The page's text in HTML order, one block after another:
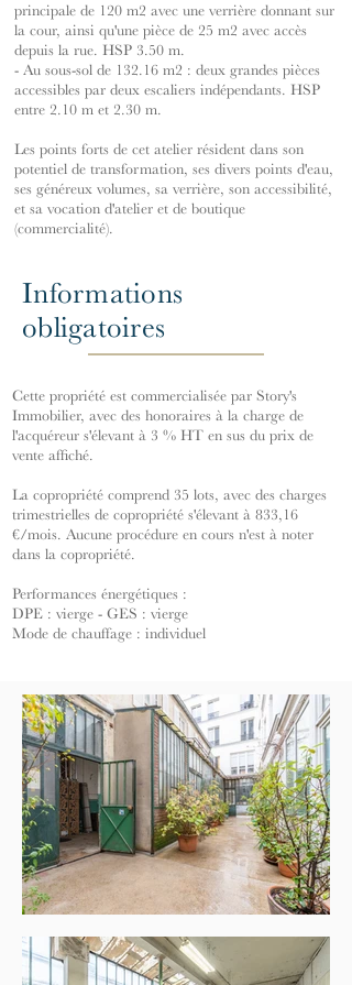
principale de 120 m2 avec une verrière donnant sur
la cour, ainsi qu'une pièce de 25 m2 avec accès
depuis la rue. HSP 3.50 m.
- Au sous-sol de 132.16 m2 : deux grandes pièces
accessibles par deux escaliers indépendants. HSP
entre 2.10 m et 2.30 m.
Les points forts de cet atelier résident dans son
potentiel de transformation, ses divers points d'eau,
ses généreux volumes, sa verrière, son accessibilité,
et sa vocation d'atelier et de boutique
(commercialité).
Informations
obligatoires
Cette propriété est commercialisée par Story's
Immobilier, avec des honoraires à la charge de
l'acquéreur s'élevant à 3 % HT en sus du prix de
vente affiché.
La copropriété comprend 35 lots, avec des charges
trimestrielles de copropriété s'élevant à 833,16
€/mois. Aucune procédure en cours n'est à noter
dans la copropriété.
Performances énergétiques :
DPE : vierge - GES : vierge
Mode de chauffage : individuel